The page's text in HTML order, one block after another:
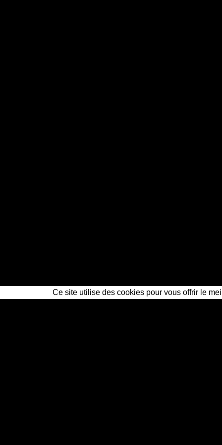
Ce site utilise des cookies pour vous offrir le